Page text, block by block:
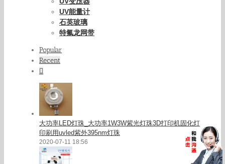
UV能量计
石英玻璃
特氟龙网带
Popular
Recent
大功率LED灯珠_大功率1W3W紫光灯珠3D打印机固化灯
印刷用uvled紫外395nm灯珠
2020-07-11 18:56